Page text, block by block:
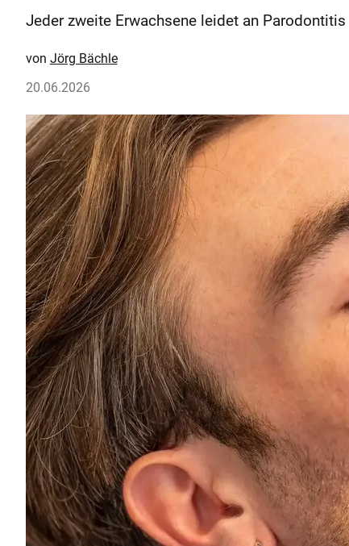
Jeder zweite Erwachsene leidet an Parodontitis
Jörg Bächle
20.06.2026